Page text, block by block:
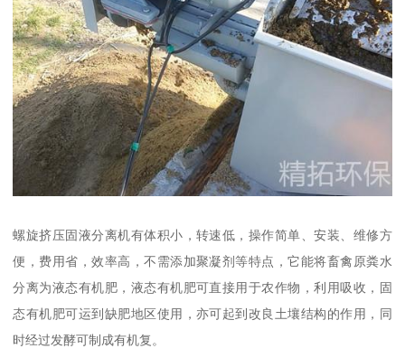
螺旋挤压固液分离机有体积小，转速低，操作简单、安装、维修方
便，费用省，效率高，不需添加聚凝剂等特点，它能将畜禽原粪水
分离为液态有机肥，液态有机肥可直接用于农作物，利用吸收，固
态有机肥可运到缺肥地区使用，亦可起到改良土壤结构的作用，同
时经过发酵可制成有机复。